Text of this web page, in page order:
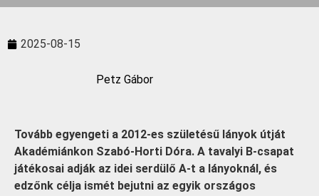
2025-08-15
Petz Gábor
Tovább egyengeti a 2012-es születésű lányok útját
Akadémiánkon Szabó-Horti Dóra. A tavalyi B-csapat
játékosai adják az idei serdülő A-t a lányoknál, és
edzőnk célja ismét bejutni az egyik országos